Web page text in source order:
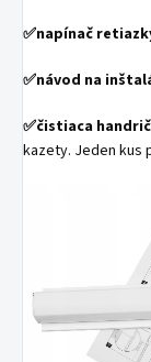
✅napínač
✅návod na
✅čistiaca
kazety. Jeden kus